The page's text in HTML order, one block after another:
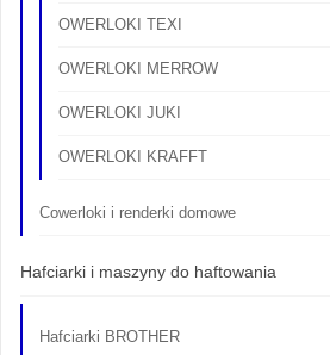
OWERLOKI TEXI
OWERLOKI MERROW
OWERLOKI JUKI
OWERLOKI KRAFFT
Cowerloki i renderki domowe
Hafciarki i maszyny do haftowania
Hafciarki BROTHER